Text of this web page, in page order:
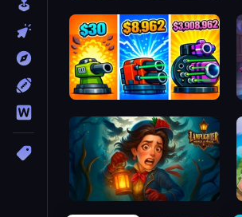
Pumpkin Defense: Merge Cannon
Lamplighter: Merge & Magic